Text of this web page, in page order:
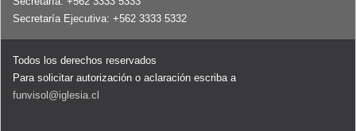
Secretaría Ejecutiva: +562 3333 5332
Todos los derechos reservados
Para solicitar autorización o aclaración escriba a
funvisol@iglesia.cl